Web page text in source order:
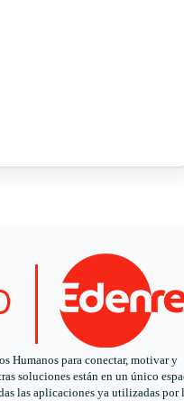
Humanos para conectar, motivar y
soluciones están en un único
las aplicaciones ya utilizadas por